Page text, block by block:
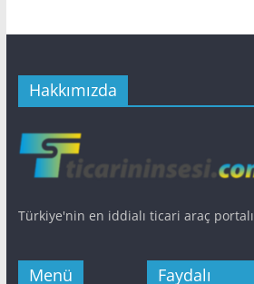
Hakkımızda
Türkiye'nin en iddialı ticari araç portalı
Menü
Faydalı